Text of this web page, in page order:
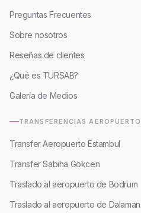
Preguntas Frecuentes
Sobre nosotros
Reseñas de clientes
¿Qué es TURSAB?
Galería de Medios
TRANSFERENCIAS AEROPUERTO
Transfer Aeropuerto Estambul
Transfer Sabiha Gokcen
Traslado al aeropuerto de Bodrum
Traslado al aeropuerto de Dalaman